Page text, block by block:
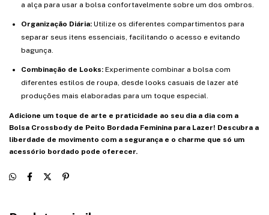
a alça para usar a bolsa confortavelmente sobre um dos ombros.
Organização Diária: Utilize os diferentes compartimentos para
separar seus itens essenciais, facilitando o acesso e evitando
bagunça.
Combinação de Looks: Experimente combinar a bolsa com
diferentes estilos de roupa, desde looks casuais de lazer até
produções mais elaboradas para um toque especial.
Adicione um toque de arte e praticidade ao seu dia a dia com a
Bolsa Crossbody de Peito Bordada Feminina para Lazer! Descubra a
liberdade de movimento com a segurança e o charme que só um
acessório bordado pode oferecer.